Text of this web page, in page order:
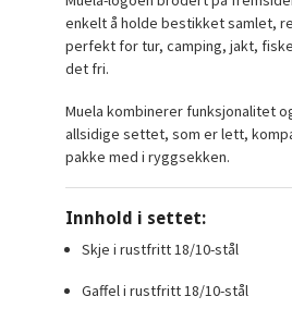
enkelt å holde bestikket samlet,
perfekt for tur, camping, jakt,
det fri.
Muela kombinerer funksjonalitet
allsidige settet, som er lett,
pakke med i ryggsekken.
Innhold i settet:
Skje i rustfritt 18/10-stål
Gaffel i rustfritt 18/10-stål